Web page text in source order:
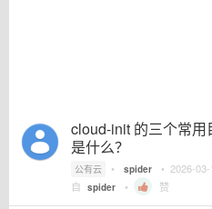
cloud-init 的三个常
是什么？
公有云 • spider • 2026-
自 spider • 赞